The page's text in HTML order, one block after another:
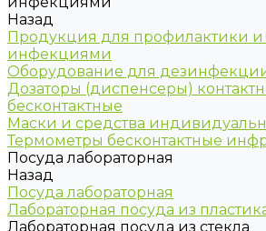
Назад
Продукция для профилактики и
инфекциями
Оборудование для
Дозаторы (диспенсеры)
бесконтактные
Маски и средства
Термометры бесконтактные
Посуда лабораторная
Назад
Посуда лабораторная
Лабораторная посуда из
Лабораторная посуда из стекла